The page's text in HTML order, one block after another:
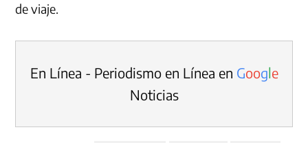
de viaje.
En Línea - Periodismo en Línea en Google
Noticias